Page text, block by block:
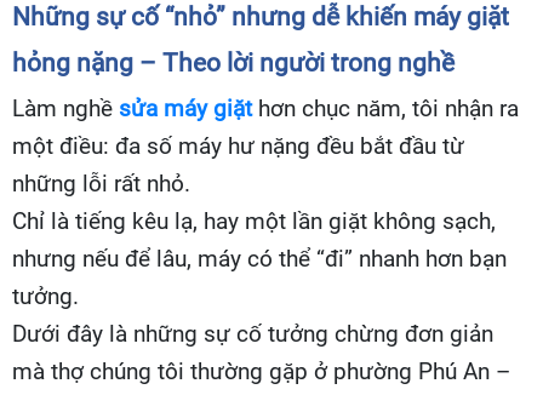
Những sự cố “nhỏ” nhưng dễ khiến máy giặt
hỏng nặng – Theo lời người trong nghề
Làm nghề sửa máy giặthơn chục năm, tôi nhận ra
một điều: đa số máy hư nặng đều bắt đầu từ
những lỗi rất nhỏ.
Chỉ là tiếng kêu lạ, hay một lần giặt không sạch,
nhưng nếu để lâu, máy có thể “đi” nhanh hơn bạn
tưởng.
Dưới đây là những sự cố tưởng chừng đơn giản
mà thợ chúng tôi thường gặp ở phường Phú An –